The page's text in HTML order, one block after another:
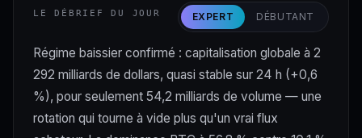
LE DÉBRIEF DU JOUR EXPERT DÉBUTANT
Régime baissier confirmé : capitalisation globale à 2
292 milliards de dollars, quasi stable sur 24 h (+0,6
%), pour seulement 54,2 milliards de volume — une
rotation qui tourne à vide plus qu'un vrai flux